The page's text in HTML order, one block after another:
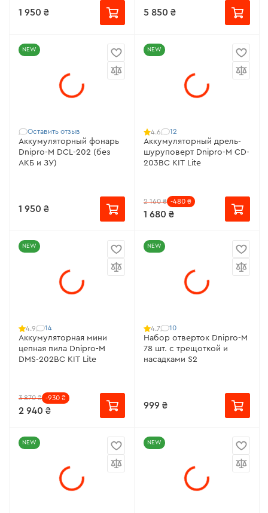
1 950 ₴ 5 850 ₴
NEW
Оставить отзыв
Аккумуляторный фонарь
Dnipro-M DCL-202 (без
АКБ и ЗУ)
1 950 ₴
NEW
4.6 12
Аккумуляторный дрель-
шуруповерт Dnipro-M CD-
203BC KIT Lite
2 160 ₴ -480 ₴
1 680 ₴
NEW
4.9 14
Аккумуляторная мини
цепная пила Dnipro-M
DMS-202BC KIT Lite
3 870 ₴ -930 ₴
2 940 ₴
NEW
4.7 10
Набор отверток Dnipro-M
78 шт. с трещоткой и
насадками S2
999 ₴
NEW NEW